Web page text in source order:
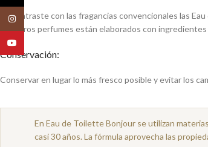
En contraste con las fragancias convencionales las
Nuestros perfumes están elaborados con
Conservación:
Conservar en lugar lo más fresco posible y evitar los
En Eau de Toilette Bonjour se utilizan
casi 30 años. La fórmula aprovecha las
Instagram